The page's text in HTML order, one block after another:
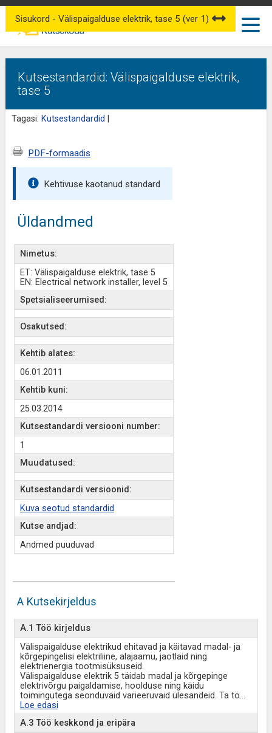
Kutsestandardid: Välispaigalduse elektrik,
tase 5
Tagasi: Kutsestandardid
Sisukord - Välispaigalduse elektrik, tase 5 (ver 1)
PDF-formaadis
Kehtivuse kaotanud standard
Üldandmed
Nimetus:
ET: Välispaigalduse elektrik, tase 5
EN: Electrical network installer, level 5
Spetsialiseerumised:
Osakutsed:
Kehtib alates:
06.01.2011
Kehtib kuni:
25.03.2014
Kutsestandardi versiooni number:
1
Muudatused:
Kutsestandardi versioonid:
Kuva seotud standardid
Kutse andjad:
Andmed puuduvad
A Kutsekirjeldus
A.1 Töö kirjeldus
Välispaigalduse elektrikud ehitavad ja käitavad madal- ja
kõrgepingelisi elektriliine, alajaamu, jaotlaid ning
elektrienergia tootmisüksuseid.
Välispaigalduse elektrik 5 täidab madal ja kõrgepinge
elektrivõrgu paigaldamise, hoolduse ning käidu
toimingutega seonduvaid varieeruvaid ülesandeid. Ta tö...
Loe edasi
A.3 Töö keskkond ja eripära